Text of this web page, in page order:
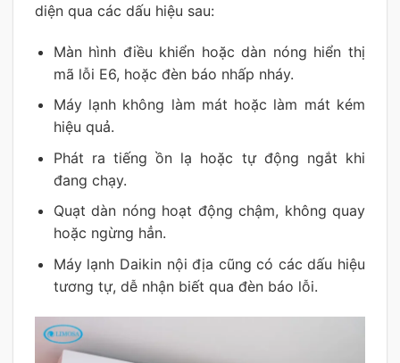
diện qua các dấu hiệu sau:
Màn hình điều khiển hoặc dàn nóng hiển thị
mã lỗi E6, hoặc đèn báo nhấp nháy.
Máy lạnh không làm mát hoặc làm mát kém
hiệu quả.
Phát ra tiếng ồn lạ hoặc tự động ngắt khi
đang chạy.
Quạt dàn nóng hoạt động chậm, không quay
hoặc ngừng hẳn.
Máy lạnh Daikin nội địa cũng có các dấu hiệu
tương tự, dễ nhận biết qua đèn báo lỗi.